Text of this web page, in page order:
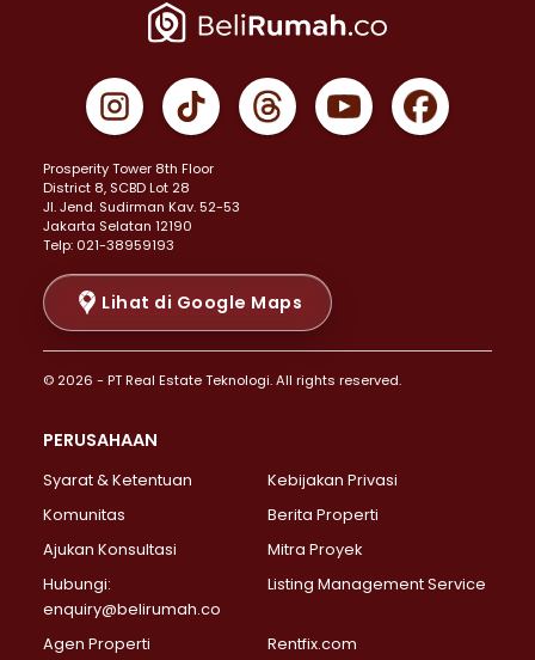
Properti Dijual di Jakarta Pusat >
Properti Dijual di Gambir >
Properti Dijual di Johar Baru >
Properti Dijual di Menteng >
Properti Dijual di Senen >
Properti Dijual di Tanah Abang >
Properti Dijual di Cikini >
Properti Dijual di Kramat >
Properti Dijual di Pasar Baru >
Properti Dijual di Bendungan Hilir >
Properti Dijual di Jakarta Selatan >
Properti Dijual di Lebak Bulus >
Properti Dijual di Gandaria Selatan >
Properti Dijual di Pondok Labu >
Properti Dijual di Lenteng Agung >
Properti Dijual di Senayan >
Properti Dijual di Pondok Pinang >
Prosperity Tower 8th Floor
District 8, SCBD Lot 28
JI. Jend. Sudirman Kav. 52-53
Jakarta Selatan 12190
Telp: 021-38959193
Lihat di Google Maps
© 2026 - PT Real Estate Teknologi. All rights reserved.
PERUSAHAAN
Syarat & Ketentuan
Kebijakan Privasi
Komunitas
Berita Properti
Ajukan Konsultasi
Mitra Proyek
Hubungi:
enquiry@belirumah.co
Listing Management Service
Agen Properti Rentfix.com